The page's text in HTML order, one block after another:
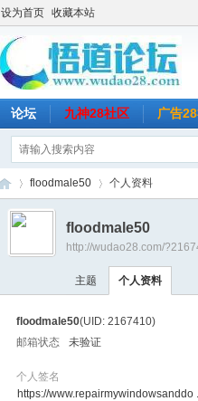
设为首页 收藏本站
论坛 九神28社区 广告
›
floodmale50 个人资料
floodmale50
http://wudao28.com/
主题 个人资料
floodmale50(UID: 2167410)
邮箱状态
未验证
个人签名
https://